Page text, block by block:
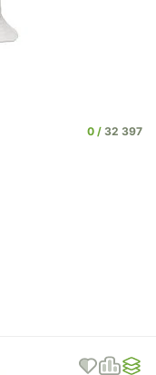
0
32 397